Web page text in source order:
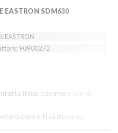
EASTRON SDM630
EASTRON
90900272
il tuo commerciale di
e ti aiuteremo.